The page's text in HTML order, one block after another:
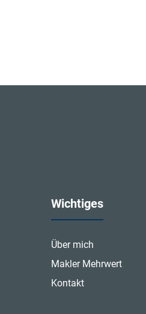
Wichtiges
Über mich
Makler Mehrwert
Kontakt